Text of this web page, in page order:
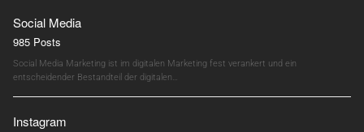
Social Media
985 Posts
Social Media Marketing ist im digitalen Marketing fest verankert und ein
entscheidender Bestandteil der digitalen…
Instagram